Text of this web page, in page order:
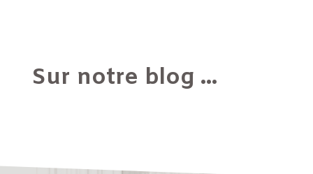
Sur notre blog ...